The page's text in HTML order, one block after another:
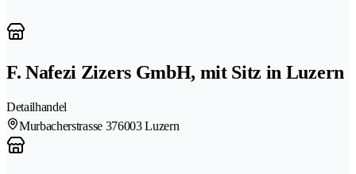
F. Nafezi Zizers GmbH, mit Sitz in Luzern
Detailhandel
Murbacherstrasse 376003 Luzern